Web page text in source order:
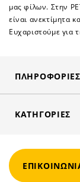
μας φίλων. Στην
είναι ανεκτίμητα
Ευχαριστούμε για
ΠΛΗΡΟΦΟΡΊΕΣ
ΚΑΤΗΓΟΡΊΕΣ